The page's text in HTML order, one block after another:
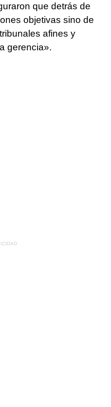
que detrás de
objetivas sino de
afines y
gerencia».